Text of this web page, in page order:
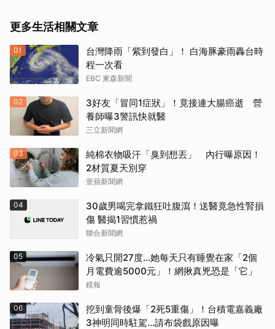
更多生活相關文章
01
台灣降雨「紫到發白」！ 白海豚豪雨轟台時
程一次看
EBC 東森新聞
02
3好友「冒同1症狀」！竟接連大腸癌逝 營
養師曝3警訊快就醫
三立新聞網
03
純棉衣物吸汗「臭到想丟」 內行曝原因！
2材質夏天別穿
壹蘋新聞網
04
30歲男喝完拿鐵狂吐腹瀉！送醫竟急性腎損
傷 醫揭1習慣惹禍
聯合新聞網
05
冷氣只開27度…她每天只有睡覺在家「2個
月電費逾5000元」！網揪真兇恐是「它」
鏡報
06
挖到童骨後爆「2死5重傷」！台積電嘉義廠
3神明同時駐駕...請布袋戲原因曝